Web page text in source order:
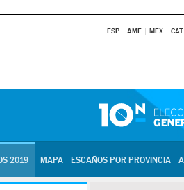
ESP AME MEX CAT
2019 MAPA ESCAÑOS POR PROVINCIA